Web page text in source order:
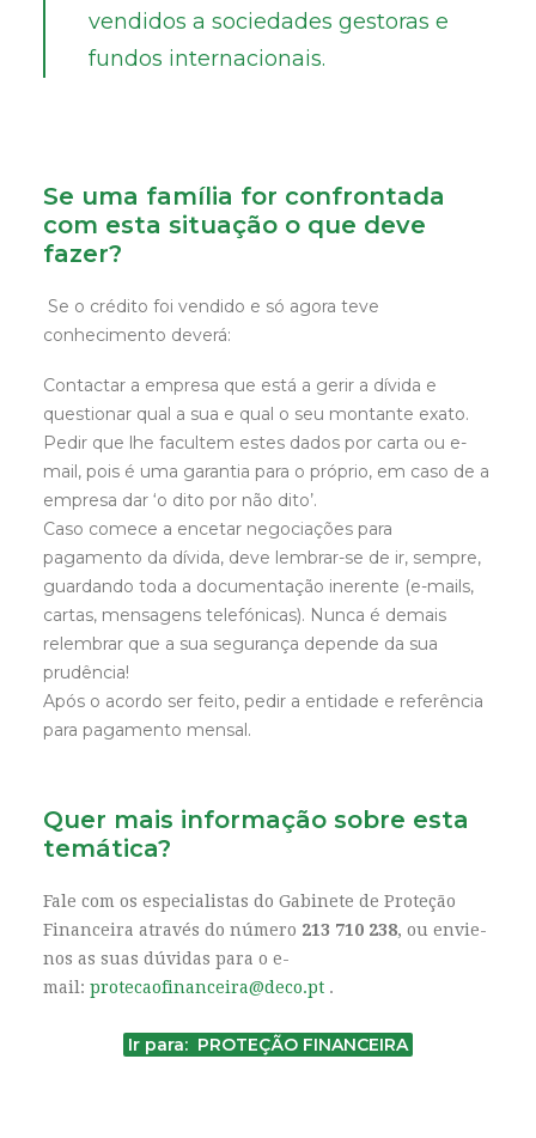
vendidos a sociedades gestoras e
fundos internacionais.
Se uma família for confrontada
com esta situação o que deve
fazer?
Se o crédito foi vendido e só agora teve
conhecimento deverá:
Contactar a empresa que está a gerir a dívida e
questionar qual a sua e qual o seu montante exato.
Pedir que lhe facultem estes dados por carta ou e-
mail, pois é uma garantia para o próprio, em caso de a
empresa dar ‘o dito por não dito’.
Caso comece a encetar negociações para
pagamento da dívida, deve lembrar-se de ir, sempre,
guardando toda a documentação inerente (e-mails,
cartas, mensagens telefónicas). Nunca é demais
relembrar que a sua segurança depende da sua
prudência!
Após o acordo ser feito, pedir a entidade e referência
para pagamento mensal.
Quer mais informação sobre esta
temática?
Fale com os especialistas do Gabinete de Proteção
Financeira através do número 213 710 238, ou envie-
nos as suas dúvidas para o e-
mail: protecaofinanceira@deco.pt .
Ir para: PROTEÇÃO FINANCEIRA